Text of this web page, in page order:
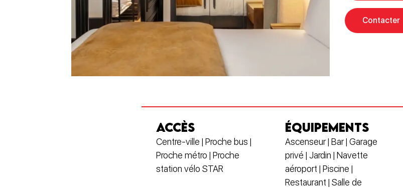
Contacter
ACCÈS
Centre-ville | Proche bus |
Proche métro | Proche
station vélo STAR
ÉQUIPEMENTS
Ascenseur | Bar | Garage
privé | Jardin | Navette
aéroport | Piscine |
Restaurant | Salle de